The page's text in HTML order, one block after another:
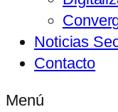
Noticias
Contacto
Menú